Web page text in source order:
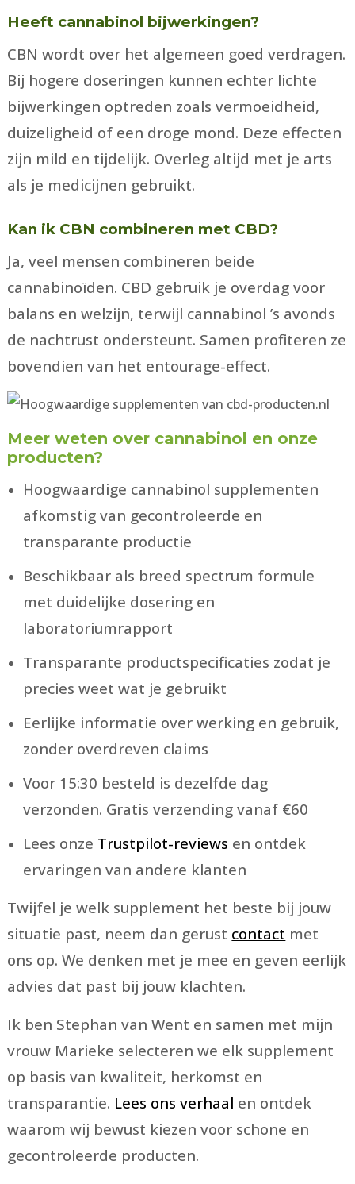
Heeft cannabinol bijwerkingen?
CBN wordt over het algemeen goed verdragen.
Bij hogere doseringen kunnen echter lichte
bijwerkingen optreden zoals vermoeidheid,
duizeligheid of een droge mond. Deze effecten
zijn mild en tijdelijk. Overleg altijd met je arts
als je medicijnen gebruikt.
Kan ik CBN combineren met CBD?
Ja, veel mensen combineren beide
cannabinoïden. CBD gebruik je overdag voor
balans en welzijn, terwijl cannabinol ’s avonds
de nachtrust ondersteunt. Samen profiteren ze
bovendien van het entourage-effect.
Meer weten over cannabinol en onze
producten?
Hoogwaardige cannabinol supplementen
afkomstig van gecontroleerde en
transparante productie
Beschikbaar als breed spectrum formule
met duidelijke dosering en
laboratoriumrapport
Transparante productspecificaties zodat je
precies weet wat je gebruikt
Eerlijke informatie over werking en gebruik,
zonder overdreven claims
Voor 15:30 besteld is dezelfde dag
verzonden. Gratis verzending vanaf €60
Lees onze Trustpilot-reviews en ontdek
ervaringen van andere klanten
Twijfel je welk supplement het beste bij jouw
situatie past, neem dan gerust contact met
ons op. We denken met je mee en geven eerlijk
advies dat past bij jouw klachten.
Ik ben Stephan van Went en samen met mijn
vrouw Marieke selecteren we elk supplement
op basis van kwaliteit, herkomst en
transparantie. Lees ons verhaal en ontdek
waarom wij bewust kiezen voor schone en
gecontroleerde producten.